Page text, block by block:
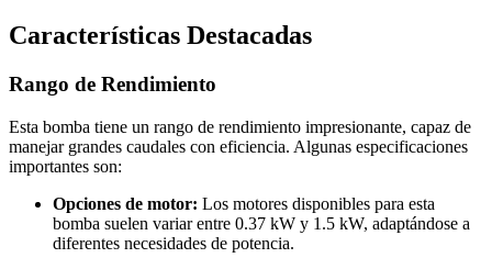
Características Destacadas
Rango de Rendimiento
Esta bomba tiene un rango de rendimiento impresionante, capaz de
manejar grandes caudales con eficiencia. Algunas especificaciones
importantes son:
Opciones de motor: Los motores disponibles para esta
bomba suelen variar entre 0.37 kW y 1.5 kW, adaptándose a
diferentes necesidades de potencia.